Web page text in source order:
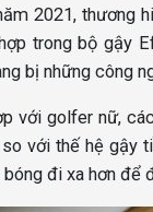
2021, thương
trong bộ gậy
bị những công
với golfer nữ,
với thế hệ gậy
đi xa hơn để